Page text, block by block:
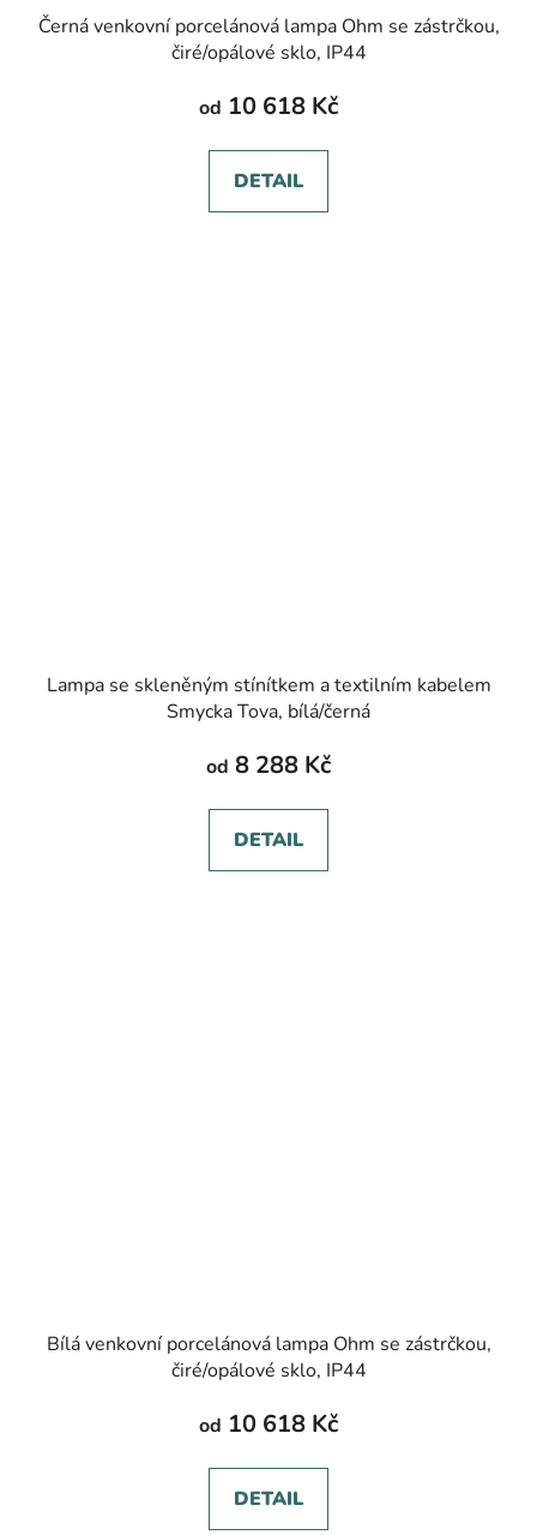
Černá venkovní porcelánová lampa Ohm se zástrčkou,
čiré/opálové sklo, IP44
od 10 618 Kč
DETAIL
Lampa se skleněným stínítkem a textilním kabelem
Smycka Tova, bílá/černá
od 8 288 Kč
DETAIL
Bílá venkovní porcelánová lampa Ohm se zástrčkou,
čiré/opálové sklo, IP44
od 10 618 Kč
DETAIL